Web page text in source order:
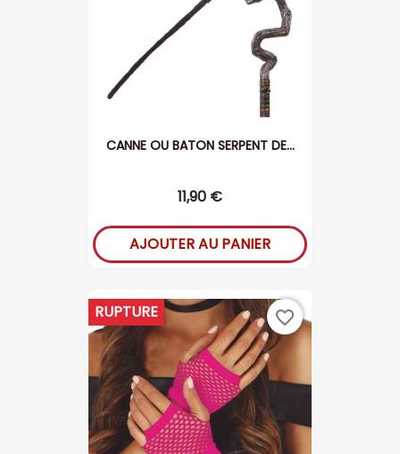
CANNE OU BATON SERPENT DE...
11,90 €
AJOUTER AU PANIER
RUPTURE favorite_border